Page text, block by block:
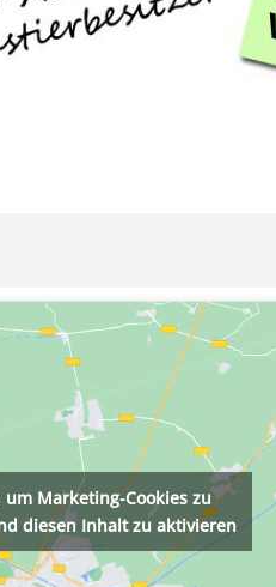
um Marketing-Cookies zu
diesen Inhalt zu aktivieren